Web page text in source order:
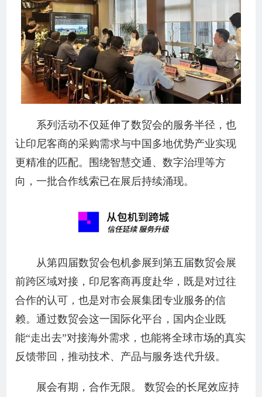
系列活动不仅延伸了数贸会的服务半径，也
让印尼客商的采购需求与中国多地优势产业实现
更精准的匹配。围绕智慧交通、数字治理等方
向，一批合作线索已在展后持续涌现。
从第四届数贸会包机参展到第五届数贸会展
前跨区域对接，印尼客商再度赴华，既是对过往
合作的认可，也是对市会展集团专业服务的信
赖。通过数贸会这一国际化平台，国内企业既
能“走出去”对接海外需求，也能将全球市场的真实
反馈带回，推动技术、产品与服务迭代升级。
展会有期，合作无限。 数贸会的长尾效应持